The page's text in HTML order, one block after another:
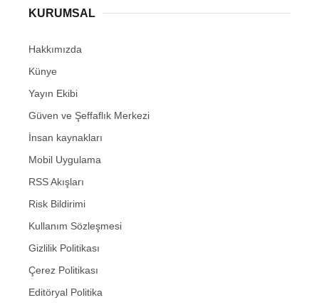
KURUMSAL
Hakkımızda
Künye
Yayın Ekibi
Güven ve Şeffaflık Merkezi
İnsan kaynakları
Mobil Uygulama
RSS Akışları
Risk Bildirimi
Kullanım Sözleşmesi
Gizlilik Politikası
Çerez Politikası
Editöryal Politika